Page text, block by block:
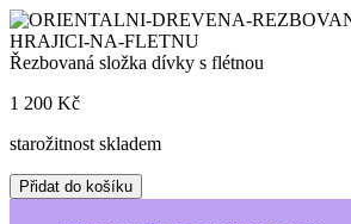
Skip
to
content
Řezbovaná složka dívky s flétnou
1 200 Kč
starožitnost skladem
Řezbovaná
složka
Přidat do košíku